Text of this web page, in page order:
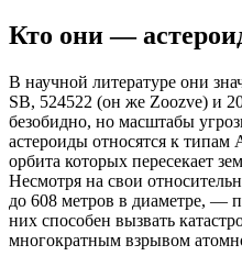
Кто они —
В научной литературе они
SB, 524522 (он же Zoozve) и
безобидно, но масштабы
астероиды относятся к
орбита которых пересекает
Несмотря на свои
до 608 метров в диаметре, —
них способен вызвать
многократным взрывом